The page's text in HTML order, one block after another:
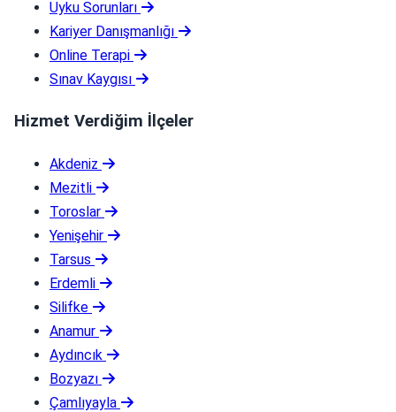
Uyku Sorunları
Kariyer Danışmanlığı
Online Terapi
Sınav Kaygısı
Hizmet Verdiğim İlçeler
Akdeniz
Mezitli
Toroslar
Yenişehir
Tarsus
Erdemli
Silifke
Anamur
Aydıncık
Bozyazı
Çamlıyayla